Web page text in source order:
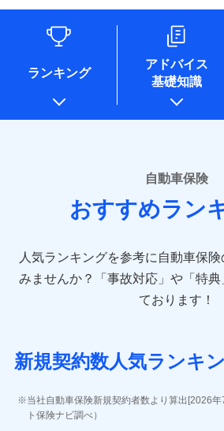
情報を取引のある他の保険会社の商品
るために利用させていただくことがあ
各種セミナーの開催のため
コンサルティングサービスの実施のため
アンケートやキャンペーン等の実施のた
上記に係る案内・手続き・管理等付帯
* 当社が委託を受けている保険会社の情
ームページに掲載しておりますので、
あいおいニッセイ同和損害保険株
(https://www.aioinissaydowa.co.jp/)
アクサ損害保険株式会社 (https://
direct.co.jp/)
sompo.co.jp/)
東京海上ダイレクト損害保険株式
AIG損害保険株式会社 (https://
ジェイアイ傷害火災保険株式会社
ソニー損害保険株式会社
(https://www.sonysonpo.co.jp/)
ランキング
アドバイス
基礎知識
自動車保険
おすすめラン
人気ランキングを参考に自動車保
みませんか？
「事故対応」や「特
ております！
新規契約数人気ランキ
当社自動車保険新規契約者数より算出[2026
ト保険ナビ調べ）